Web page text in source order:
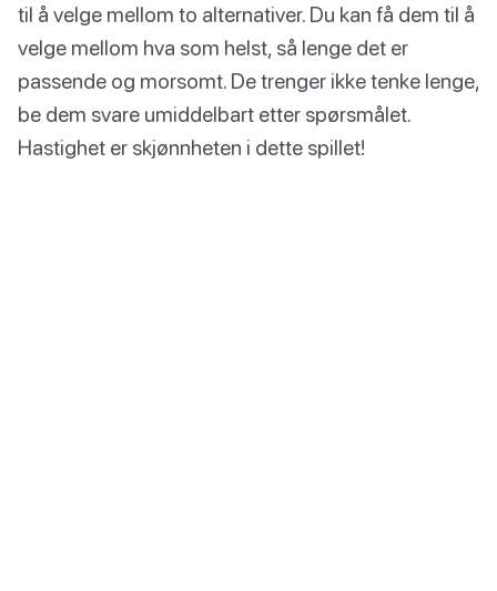
til å velge mellom to alternativer. Du kan få dem til å
velge mellom hva som helst, så lenge det er
passende og morsomt. De trenger ikke tenke lenge,
be dem svare umiddelbart etter spørsmålet.
Hastighet er skjønnheten i dette spillet!